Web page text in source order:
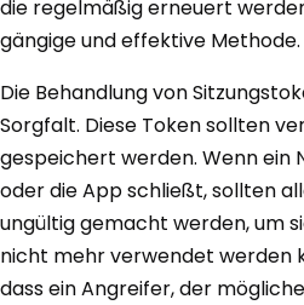
die regelmäßig erneuert
gängige und effektive Methode.
Die Behandlung von
Sorgfalt. Diese Token sollten
gespeichert werden. Wenn ein
oder die App schließt, sollten
ungültig gemacht werden, um
nicht mehr verwendet werden
dass ein Angreifer, der